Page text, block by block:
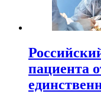
пациента